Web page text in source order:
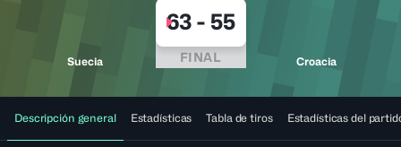
Suecia
63- 55
FINAL Croacia
Descripción general Estadísticas Tabla de tiros Estadísticas del